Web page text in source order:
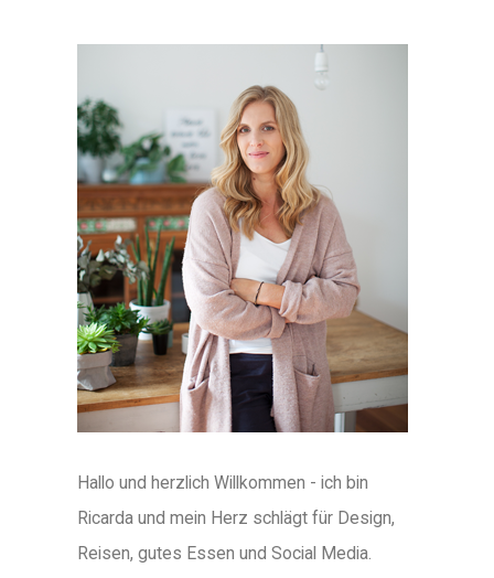
Hallo und herzlich Willkommen - ich bin
Ricarda und mein Herz schlägt für Design,
Reisen, gutes Essen und Social Media.